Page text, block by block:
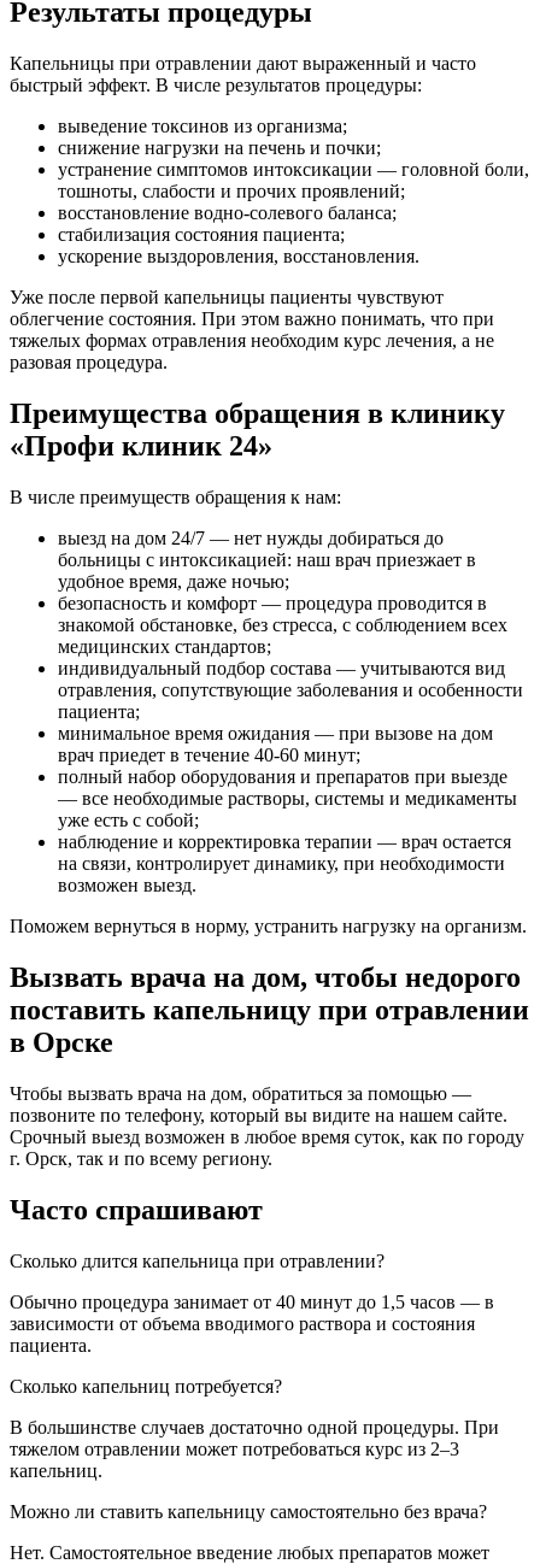
Результаты процедуры
Капельницы при отравлении дают выраженный и часто
быстрый эффект. В числе результатов процедуры:
выведение токсинов из организма;
снижение нагрузки на печень и почки;
устранение симптомов интоксикации — головной боли,
тошноты, слабости и прочих проявлений;
восстановление водно-солевого баланса;
стабилизация состояния пациента;
ускорение выздоровления, восстановления.
Уже после первой капельницы пациенты чувствуют
облегчение состояния. При этом важно понимать, что при
тяжелых формах отравления необходим курс лечения, а не
разовая процедура.
Преимущества обращения в клинику
«Профи клиник 24»
В числе преимуществ обращения к нам:
выезд на дом 24/7 — нет нужды добираться до
больницы с интоксикацией: наш врач приезжает в
удобное время, даже ночью;
безопасность и комфорт — процедура проводится в
знакомой обстановке, без стресса, с соблюдением всех
медицинских стандартов;
индивидуальный подбор состава — учитываются вид
отравления, сопутствующие заболевания и особенности
пациента;
минимальное время ожидания — при вызове на дом
врач приедет в течение 40-60 минут;
полный набор оборудования и препаратов при выезде
— все необходимые растворы, системы и медикаменты
уже есть с собой;
наблюдение и корректировка терапии — врач остается
на связи, контролирует динамику, при необходимости
возможен выезд.
Поможем вернуться в норму, устранить нагрузку на организм.
Вызвать врача на дом, чтобы недорого
поставить капельницу при отравлении
в Орске
Чтобы вызвать врача на дом, обратиться за помощью —
позвоните по телефону, который вы видите на нашем сайте.
Срочный выезд возможен в любое время суток, как по городу
г. Орск, так и по всему региону.
Часто спрашивают
Сколько длится капельница при отравлении?
Обычно процедура занимает от 40 минут до 1,5 часов — в
зависимости от объема вводимого раствора и состояния
пациента.
Сколько капельниц потребуется?
В большинстве случаев достаточно одной процедуры. При
тяжелом отравлении может потребоваться курс из 2–3
капельниц.
Можно ли ставить капельницу самостоятельно без врача?
Нет. Самостоятельное введение любых препаратов может